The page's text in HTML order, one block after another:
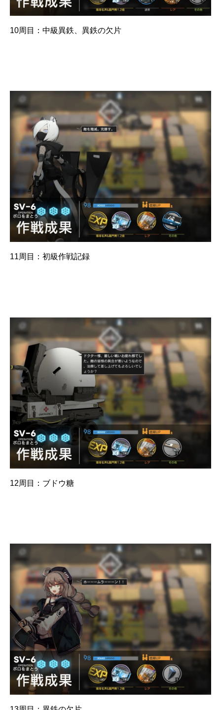
10周目：中級異鉄、異鉄の欠片
11周目：初級作戦記録
12周目：ブドウ糖